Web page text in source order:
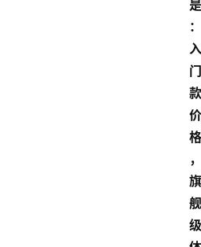
是
：
入
门
款
价
格
，
旗
舰
级